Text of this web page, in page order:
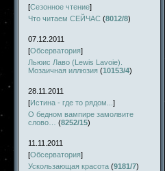
[Сезонное чтение]
Что читаем СЕЙЧАС (8012/8)
07.12.2011
[Обсерватория]
Льюис Лаво (Lewis Lavoie).
Мозаичная иллюзия (10153/4)
28.11.2011
[Истина - где то рядом... ]
О бедном вампире замолвите
слово…
(8252/15)
11.11.2011
[Обсерватория]
Ускользающая красота (9181/7)